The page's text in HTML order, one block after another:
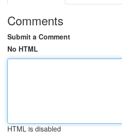
Comments
Submit a Comment
No HTML
HTML is disabled